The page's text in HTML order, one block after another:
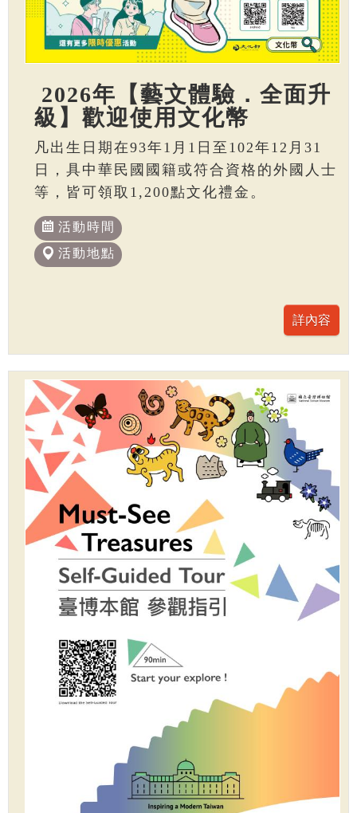
2026年【藝文體驗．全面升
級】歡迎使用文化幣
凡出生日期在93年1月1日至102年12月31
日，具中華民國國籍或符合資格的外國人士
等，皆可領取1,200點文化禮金。
活動時間
活動地點